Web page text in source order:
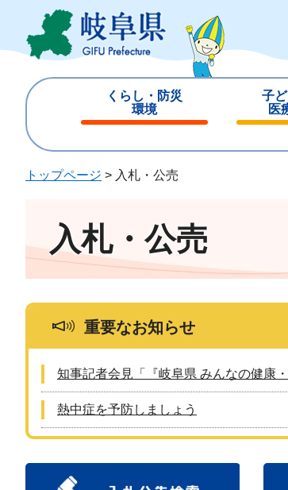
ジ
ュ
くらし・防災
環境
じ
子
医
じ
トップページ > 入札・公売
入札・公売
重要なお知らせ
知事記者会見「『岐阜県 みんなの健康
熱中症を予防しましょう